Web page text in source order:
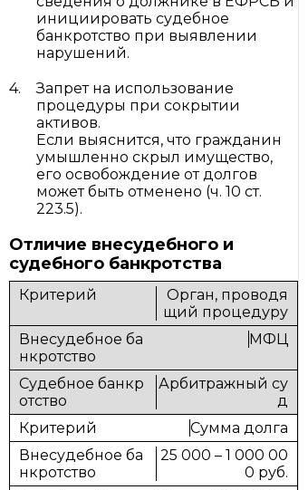
инициировать судебное
банкротство при выявлении
нарушений.
Запрет на использование
процедуры при сокрытии
активов.
Если выяснится, что гражданин
умышленно скрыл имущество,
его освобождение от долгов
может быть отменено (ч. 10 ст.
223.5).
Отличие внесудебного и
судебного банкротства
Орган, проводя
щий процедуру
МФЦ
Арбитражный су
д
Сумма долга
25 000 – 1 000 00
0 руб.